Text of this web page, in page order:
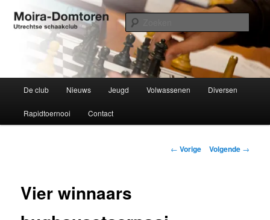
naar
Moira-Domtoren
Utrechtse schaakclub opgericht 1934
De club Nieuws Jeugd Volwassenen Diversen
Rapidtoernooi Contact
Bericht
← Vorige Volgende →
Vier winnaars